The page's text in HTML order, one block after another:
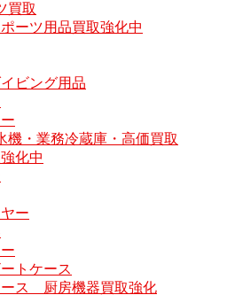
買取
ーツ用品買取強化中
ビング用品
機・業務冷蔵庫・高価買取
化中
ー
トケース
ース 厨房機器買取強化